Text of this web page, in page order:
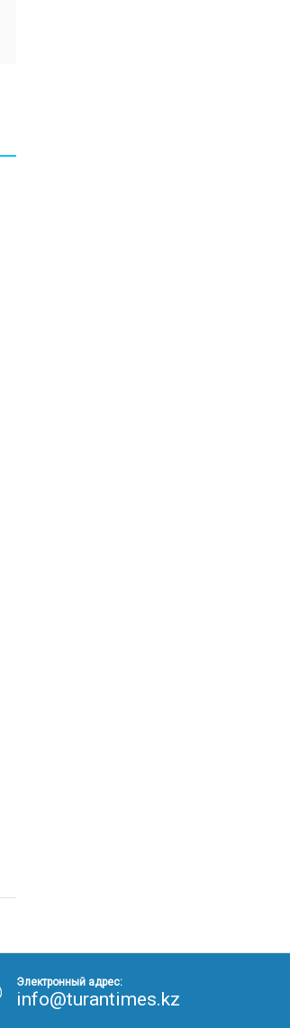
Электронный адрес:
info@turantimes.kz